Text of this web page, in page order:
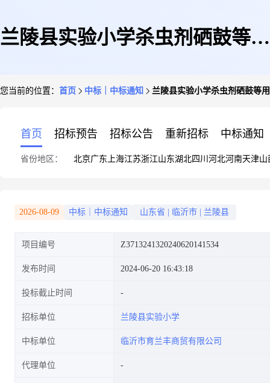
兰陵县实验小学杀虫剂硒鼓等用
您当前的位置： 首页 中标｜中标通知 兰陵县实验小学杀虫剂硒鼓等
首页 招标预告 招标公告 重新招标 中标通知
省份地区： 北京广东 上海江苏浙江山东湖北四川 河北河南天津山
2026-08-09 中标｜中标通知 山东省 临沂市 兰陵县
项目编号 Z3713241320240620141534
发布时间 2024-06-20 16:43:18
投标截止时间
招标单位 兰陵县实验小学
中标单位 临沂市育兰丰商贸有限公司
代理单位